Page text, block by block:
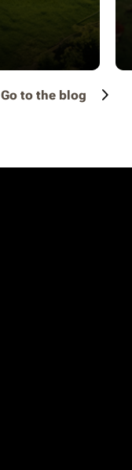
Go to the blog